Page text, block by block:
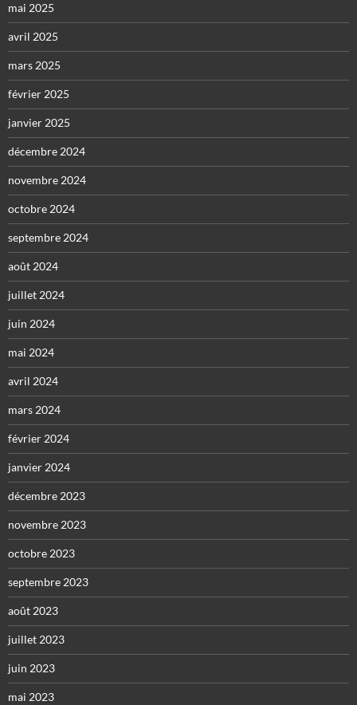
mai 2025
avril 2025
mars 2025
février 2025
janvier 2025
décembre 2024
novembre 2024
octobre 2024
septembre 2024
août 2024
juillet 2024
juin 2024
mai 2024
avril 2024
mars 2024
février 2024
janvier 2024
décembre 2023
novembre 2023
octobre 2023
septembre 2023
août 2023
juillet 2023
juin 2023
mai 2023